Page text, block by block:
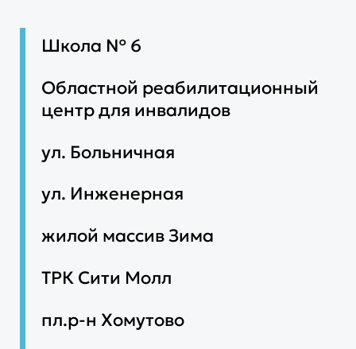
Школа № 6
Областной реабилитационный
центр для инвалидов
ул. Больничная
ул. Инженерная
жилой массив Зима
ТРК Сити Молл
пл.р-н Хомутово